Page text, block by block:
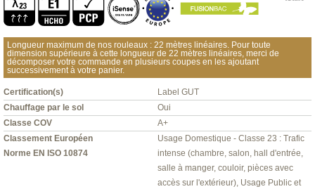
Longueur maximum de nos rouleaux : 22 mètres linéaires. Pour toute
dimension supérieure à cette longueur de 22 mètres linéaires, merci de
décomposer votre commande en plusieurs coupes en les ajoutant
successivement à votre panier.
Certification(s)
Label GUT
Chauffage par le sol
Oui
Classe COV
A+
Classement Européen
Norme EN ISO 10874
Usage Domestique - Classe 23 : Trafic
intense (chambre, salon, hall d'entrée,
salle à manger, couloir, pièces avec
accès sur l'extérieur), Usage Public et